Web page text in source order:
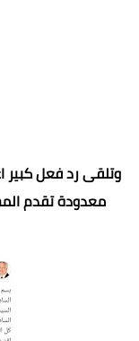
وتلقى رد فعل كبير
معدودة تقدم